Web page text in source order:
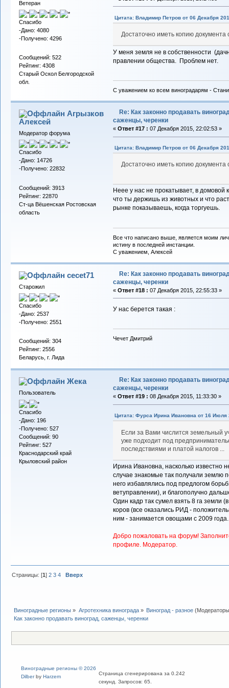
Ветеран
Спасибо
-Дано: 4080
-Получено: 4296
Сообщений: 522
Рейтинг: 4308
Старый Оскол Белгородской
обл.
Цитата: Владимир Петров от 06 Декабря
Достаточно иметь копию
У меня земля не в собственности
правлении общества. Проблем нет.
С уважением ко всем виноградарям -
Агрызков
Алексей
Модератор форума
Спасибо
-Дано: 14726
-Получено: 22832
Сообщений: 3913
Рейтинг: 22870
Ст-ца Вёшенская Ростовская
область
Re: Как законно продавать
саженцы, черенки
« Ответ #17 : 07 Декабря 2015, 22:02:53 »
Цитата: Владимир Петров от 06 Декабря
Достаточно иметь копию
Неее у нас не прокатывает, в домовой
что ты держишь из животных и что
рынке показываешь, когда торгуешь.
Все что написано выше, является моим
истину в последней инстанции.
С уважением, Алексей
cecet71
Старожил
Спасибо
-Дано: 2537
-Получено: 2551
Сообщений: 304
Рейтинг: 2556
Беларусь, г. Лида
Re: Как законно продавать
саженцы, черенки
« Ответ #18 : 07 Декабря 2015, 22:55:33 »
У нас берется такая :
Чечет Дмитрий
Жека
Пользователь
Спасибо
-Дано: 196
-Получено: 527
Сообщений: 90
Рейтинг: 527
Краснодарский край
Крыловский район
Re: Как законно продавать
саженцы, черенки
« Ответ #19 : 08 Декабря 2015, 11:33:30 »
Цитата: Фурса Ирина Ивановна от 16 Июля
Если за Вами числится земельный
уже подходит под
последствиями и платой налогов ...
Ирина Ивановна, насколько известно
случае знакомые так получали землю
него избавлялись под предлогом
ветуправлении), и благополучно
Один кадр так сумел взять 8 га земли
коров (все оказались РИД -
ним - занимается овощами с 2009
Добро пожаловать на форум!
профиле. Модератор.
Страницы: [1]2 3 4 Вверх
Виноградные регионы » Агротехника винограда» Виноград - разное
Как законно продавать виноград, саженцы, черенки
Виноградные регионы © 2026
Dilberby Harzem
Страница сгенерирована за 0.242
секунд. Запросов: 65.